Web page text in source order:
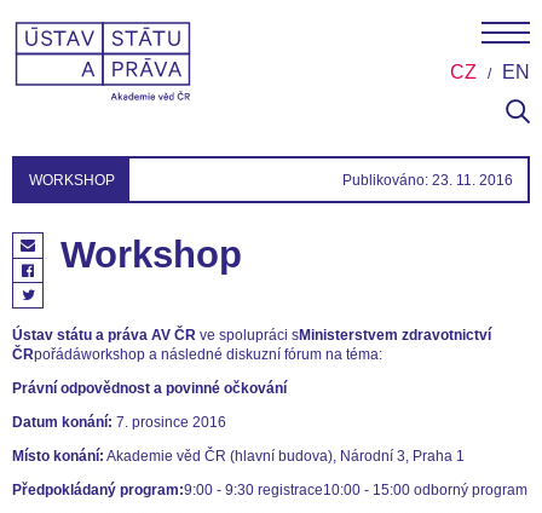
CZ EN
WORKSHOP Publikováno: 23. 11. 2016
Workshop
Ústav státu a práva AV ČR ve spolupráci sMinisterstvem zdravotnictví
ČRpořádáworkshop a následné diskuzní fórum na téma:
Právní odpovědnost a povinné očkování
Datum konání: 7. prosince 2016
Místo konání: Akademie věd ČR (hlavní budova), Národní 3, Praha 1
Předpokládaný program:9:00 - 9:30 registrace10:00 - 15:00 odborný program